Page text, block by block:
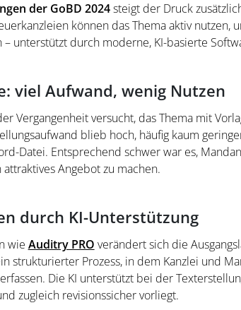
der GoBD 2024steigt der Druck
können das Thema aktiv nutzen,
unterstützt durch moderne, KI-basierte
viel Aufwand, wenig Nutzen
Vergangenheit versucht, das Thema mit
blieb hoch, häufig kaum
Datei. Entsprechend schwer war es,
Angebot zu machen.
durch KI-Unterstützung
wie Auditry PRO verändert sich die
strukturierter Prozess, in dem Kanzlei und
Die KI unterstützt bei der
zugleich revisionssicher vorliegt.